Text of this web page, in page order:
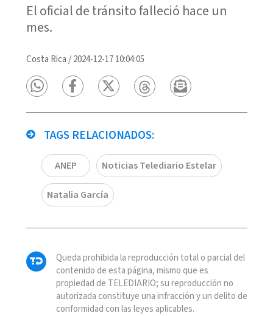
El oficial de tránsito falleció hace un
mes.
Costa Rica /2024-12-17 10:04:05
TAGS RELACIONADOS:
ANEP Noticias Telediario Estelar
Natalia García
Queda prohibida la reproducción total o parcial del
contenido de esta página, mismo que es
propiedad de TELEDIARIO; su reproducción no
autorizada constituye una infracción y un delito de
conformidad con las leyes aplicables.